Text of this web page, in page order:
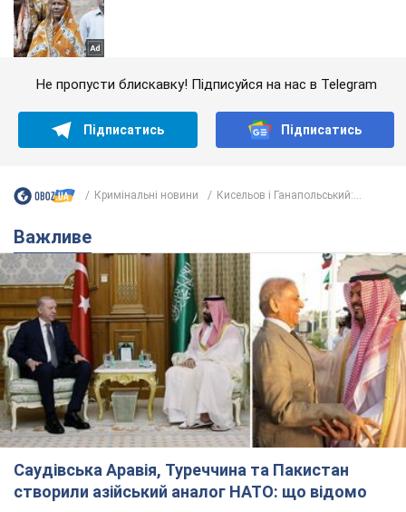
Не пропусти блискавку! Підписуйся на нас в Telegram
Підписатись Підписатись
Кримінальні новини Кисельов і Ганапольський:...
Важливе
Саудівська Аравія, Туреччина та Пакистан
створили азійський аналог НАТО: що відомо